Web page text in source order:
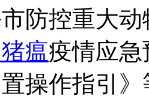
防控重大动
瘟疫情应
操作指引